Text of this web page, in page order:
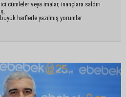
cümleler veya imalar, inançlara saldırı
harflerle yazılmış yorumlar